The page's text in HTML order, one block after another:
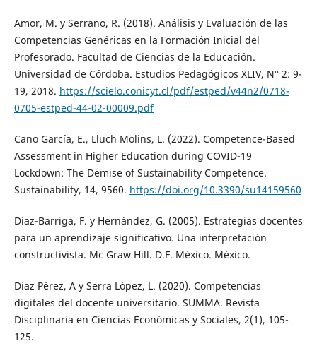
Amor, M. y Serrano, R. (2018). Análisis y Evaluación de las
Competencias Genéricas en la Formación Inicial del
Profesorado. Facultad de Ciencias de la Educación.
Universidad de Córdoba. Estudios Pedagógicos XLIV, N° 2: 9-
19, 2018. https://scielo.conicyt.cl/pdf/estped/v44n2/0718-
0705-estped-44-02-00009.pdf
Cano García, E., Lluch Molins, L. (2022). Competence-Based
Assessment in Higher Education during COVID-19
Lockdown: The Demise of Sustainability Competence.
Sustainability, 14, 9560. https://doi.org/10.3390/su14159560
Díaz-Barriga, F. y Hernández, G. (2005). Estrategias docentes
para un aprendizaje significativo. Una interpretación
constructivista. Mc Graw Hill. D.F. México. México.
Díaz Pérez, A y Serra López, L. (2020). Competencias
digitales del docente universitario. SUMMA. Revista
Disciplinaria en Ciencias Económicas y Sociales, 2(1), 105-
125.